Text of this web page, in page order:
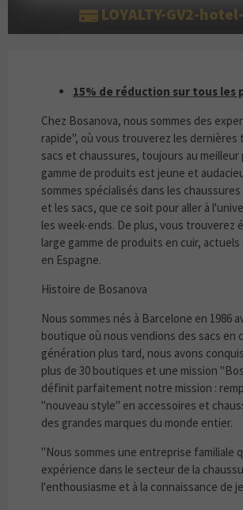
LOYALTY-GV2-
15% DE RÉDUCTION SUR
15% de réduction sur tous les
Chez Bosanova, nous sommes des
rapide", où vous trouverez les dernières
sacs et chaussures, toujours au meilleur
gamme de produits est jeune et
sommes spécialisés dans les
et les sacs, que ce soit pour aller à
les week-ends. De plus, vous trouverez
large gamme de produits en cuir,
en Espagne.
Histoire de Bosanova
Nous sommes nés à Barcelone en 1986
boutique où nous vendions des sacs en
génération plus tard, nous avons
plus de 30 boutiques et une mission
définit parfaitement notre mission :
"nouveau style" en accessoires et
des grandes marques du monde entier.
"Nous sommes une entreprise familiale
expérience dans le secteur de la
l'enthousiasme et à la connaissance de